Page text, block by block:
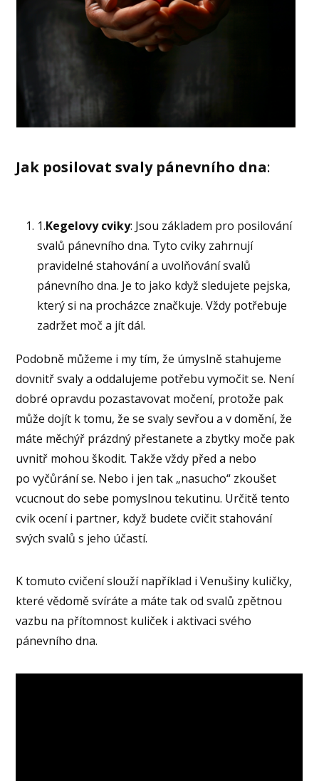
Jak posilovat svaly pánevního dna:
1.Kegelovy cviky: Jsou základem pro posilování
svalů pánevního dna. Tyto cviky zahrnují
pravidelné stahování a uvolňování svalů
pánevního dna. Je to jako když sledujete pejska,
který si na procházce značkuje. Vždy potřebuje
zadržet moč a jít dál.
Podobně můžeme i my tím, že úmyslně stahujeme
dovnitř svaly a oddalujeme potřebu vymočit se. Není
dobré opravdu pozastavovat močení, protože pak
může dojít k tomu, že se svaly sevřou a v domění, že
máte měchýř prázdný přestanete a zbytky moče pak
uvnitř mohou škodit. Takže vždy před a nebo
po vyčůrání se. Nebo i jen tak „nasucho“ zkoušet
vcucnout do sebe pomyslnou tekutinu. Určitě tento
cvik ocení i partner, když budete cvičit stahování
svých svalů s jeho účastí.
K tomuto cvičení slouží například i Venušiny kuličky,
které vědomě svíráte a máte tak od svalů zpětnou
vazbu na přítomnost kuliček i aktivaci svého
pánevního dna.